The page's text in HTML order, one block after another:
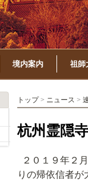
境内案内 祖師
トップ> ニュース >
杭州霊隠
２０１９年２
りの帰依信者が